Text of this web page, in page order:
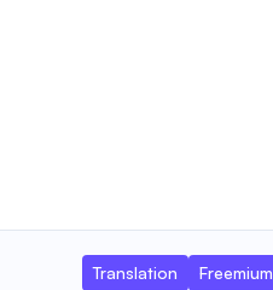
Translation
Freemium